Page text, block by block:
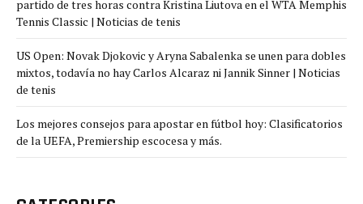
partido de tres horas contra Kristina Liutova en el WTA Memphis
Tennis Classic | Noticias de tenis
US Open: Novak Djokovic y Aryna Sabalenka se unen para dobles
mixtos, todavía no hay Carlos Alcaraz ni Jannik Sinner | Noticias
de tenis
Los mejores consejos para apostar en fútbol hoy: Clasificatorios
de la UEFA, Premiership escocesa y más.